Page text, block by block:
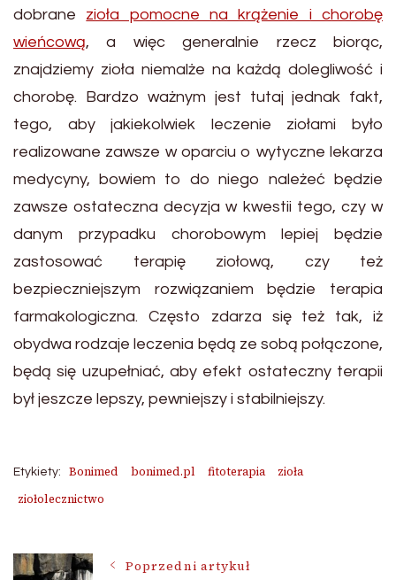
dobrane zioła pomocne na krążenie i chorobę
wieńcową, a więc generalnie rzecz biorąc,
znajdziemy zioła niemalże na każdą dolegliwość i
chorobę. Bardzo ważnym jest tutaj jednak fakt,
tego, aby jakiekolwiek leczenie ziołami było
realizowane zawsze w oparciu o wytyczne lekarza
medycyny, bowiem to do niego należeć będzie
zawsze ostateczna decyzja w kwestii tego, czy w
danym przypadku chorobowym lepiej będzie
zastosować terapię ziołową, czy też
bezpieczniejszym rozwiązaniem będzie terapia
farmakologiczna. Często zdarza się też tak, iż
obydwa rodzaje leczenia będą ze sobą połączone,
będą się uzupełniać, aby efekt ostateczny terapii
był jeszcze lepszy, pewniejszy i stabilniejszy.
Etykiety: Bonimed bonimed.pl fitoterapia
zioła
ziołolecznictwo
Poprzedni artykuł